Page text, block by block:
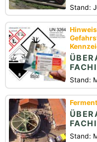
Stand:
Stand:
Stand: